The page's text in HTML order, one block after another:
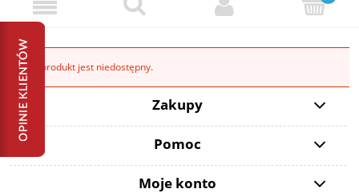
Ten produkt jest niedostępny.
Zakupy
Pomoc
Moje konto